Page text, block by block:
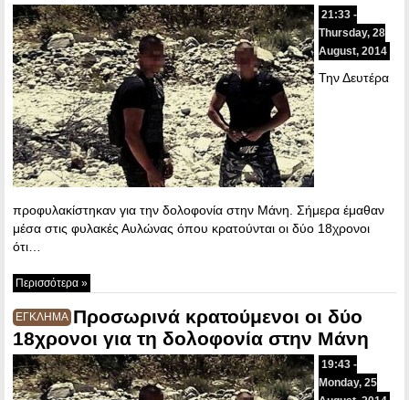
21:33 -
Thursday, 28
August, 2014
Την Δευτέρα
προφυλακίστηκαν για την δολοφονία στην Μάνη. Σήμερα έμαθαν
μέσα στις φυλακές Αυλώνας όπου κρατούνται οι δύο 18χρονοι
ότι…
Περισσότερα »
ΕΓΚΛΗΜΑ Προσωρινά κρατούμενοι οι δύο
18χρονοι για τη δολοφονία στην Μάνη
19:43 -
Monday, 25